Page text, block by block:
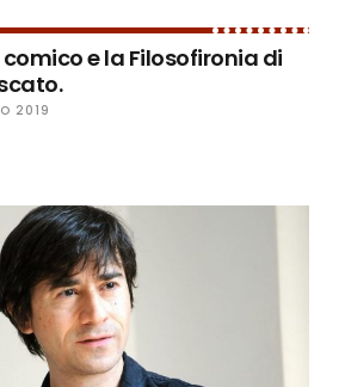
e la Filosofironia di
2019